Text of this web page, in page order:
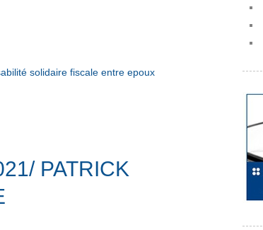
solidaire fiscale entre epoux
PATRICK